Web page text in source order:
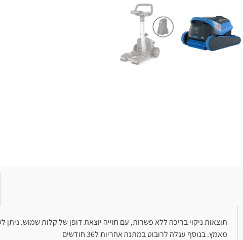
מאמץ. בנוסף עגלה לרובוט במתנה אחריות ל36 חודשים